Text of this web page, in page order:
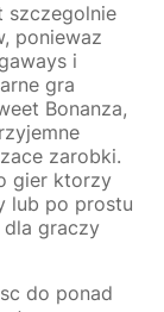
szczegolnie
poniewaz
i
gra
Bonanza,
zarobki.
gier ktorzy
lub po prostu
graczy
do ponad